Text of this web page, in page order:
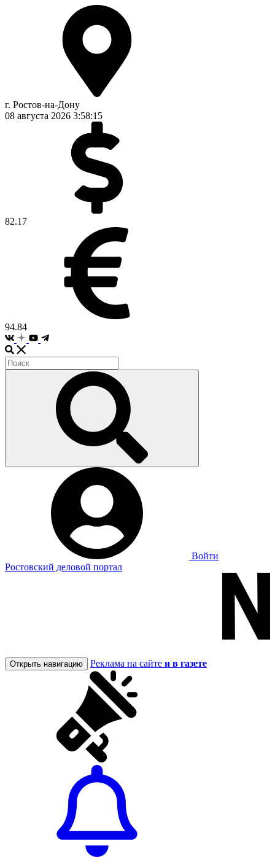
г. Ростов-на-Дону
08 августа 2026 3:58:15
82.17
94.84
Войти
Ростовский деловой портал
Открыть навигацию Реклама на сайте и в газете